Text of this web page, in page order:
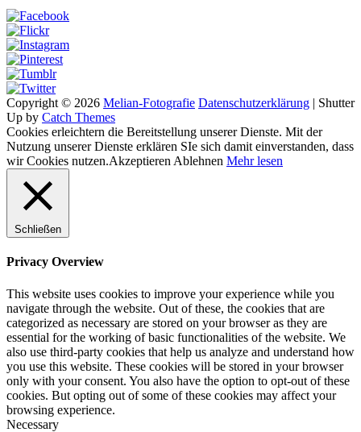
Copyright © 2026 Melian-Fotografie Datenschutzerklärung | Shutter
Up by Catch Themes
Cookies erleichtern die Bereitstellung unserer Dienste. Mit der
Nutzung unserer Dienste erklären SIe sich damit einverstanden, dass
wir Cookies nutzen.Akzeptieren Ablehnen Mehr lesen
Schließen
Privacy Overview
This website uses cookies to improve your experience while you
navigate through the website. Out of these, the cookies that are
categorized as necessary are stored on your browser as they are
essential for the working of basic functionalities of the website. We
also use third-party cookies that help us analyze and understand how
you use this website. These cookies will be stored in your browser
only with your consent. You also have the option to opt-out of these
cookies. But opting out of some of these cookies may affect your
browsing experience.
Necessary